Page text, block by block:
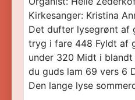
Kirkesanger: Kristina
Det dufter lysegrønt af
tryg i fare 448 Fyldt af
under 320 Midt i
du guds lam 69 vers 6
Den lange lyse